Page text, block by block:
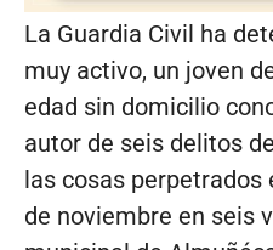
La Guardia Civil ha
muy activo, un joven
edad sin domicilio
autor de seis delitos
las cosas perpetrados
de noviembre en seis